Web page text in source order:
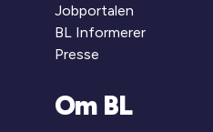
Jobportalen
BL Informerer
Presse
Om BL